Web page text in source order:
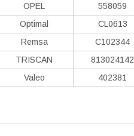
OPEL
558059
Optimal
CL0613
Remsa
C102344
TRISCAN
813024142
Valeo
402381